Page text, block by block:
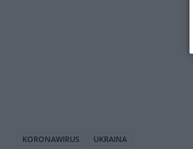
KORONAWIRUS UKRAINA